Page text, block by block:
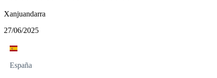
Xanjuandarra
27/06/2025
España